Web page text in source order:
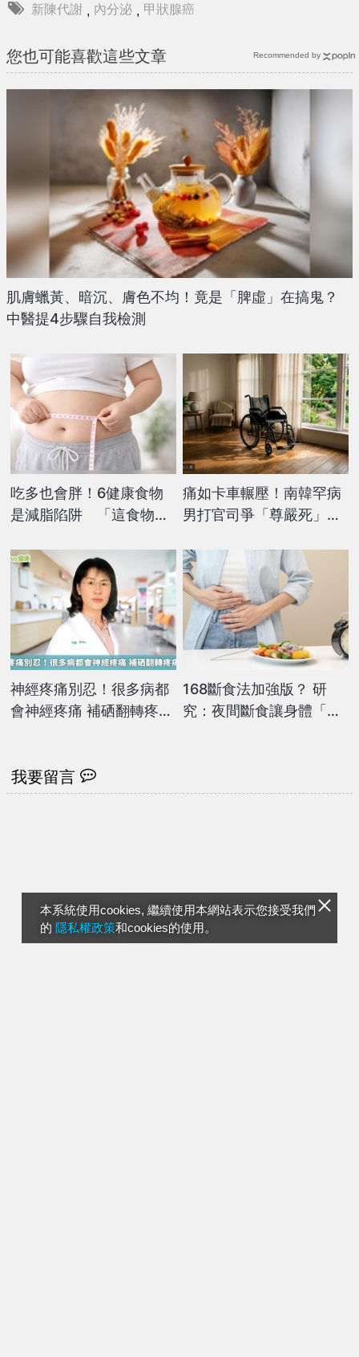
本系統使用cookies, 繼續使用本網站表示您接受我們
的 隱私權政策和cookies的使用。
新陳代謝 , 內分泌 , 甲狀腺癌
您也可能喜歡這些文章
肌膚蠟黃、暗沉、膚色不均！竟是「脾虛」在搞鬼？
中醫提4步驟自我檢測
吃多也會胖！6健康食物
是減脂陷阱 「這食物」
痛如卡車輾壓！南韓罕病
男打官司爭「尊嚴死」權
神經疼痛別忍！很多病都
會神經疼痛 補硒翻轉疼痛
168斷食法加強版？ 研
究：夜間斷食讓身體「真
Recommended by
我要留言